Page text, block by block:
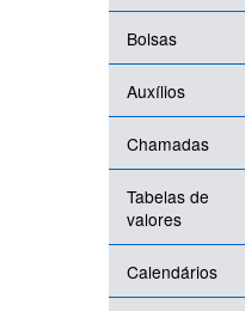
Bolsas
Auxílios
Chamadas
Tabelas de
valores
Calendários